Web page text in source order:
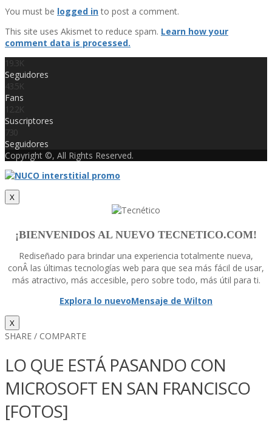
You must be logged into post a comment.
This site uses Akismet to reduce spam. Learn how your
comment data is processed.
19.3K
Seguidores
43.5K
Fans
12.2K
Suscriptores
730
Seguidores
Copyright ©, All Rights Reserved.
X
¡BIENVENIDOS AL NUEVO TECNETICO.COM!
Rediseñado para brindar una experiencia totalmente nueva,
conÂ las últimas tecnologí­as web para que sea más fácil de usar,
más atractivo, más accesible, pero sobre todo, más útil para ti.
Explora lo nuevoMensaje de Wilton
X
SHARE / COMPARTE
LO QUE ESTÁ PASANDO CON
MICROSOFT EN SAN FRANCISCO
[FOTOS]